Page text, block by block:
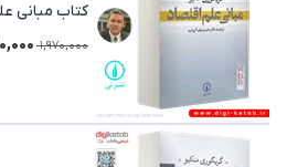
کتاب مبانی
1,970,000